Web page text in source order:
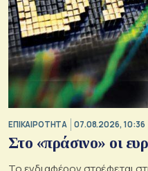
ΕΠΙΚΑΙΡΟΤΗΤΑ 07.08.2026, 10:36
Στο «πράσινο» οι